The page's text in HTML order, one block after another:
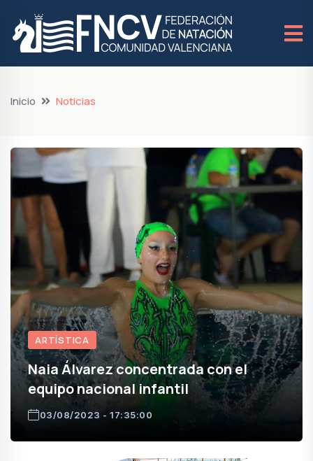
Inicio Noticias
ARTÍSTICA
Naia Álvarez concentrada con el
equipo nacional infantil
03/08/2023 - 17:35:00